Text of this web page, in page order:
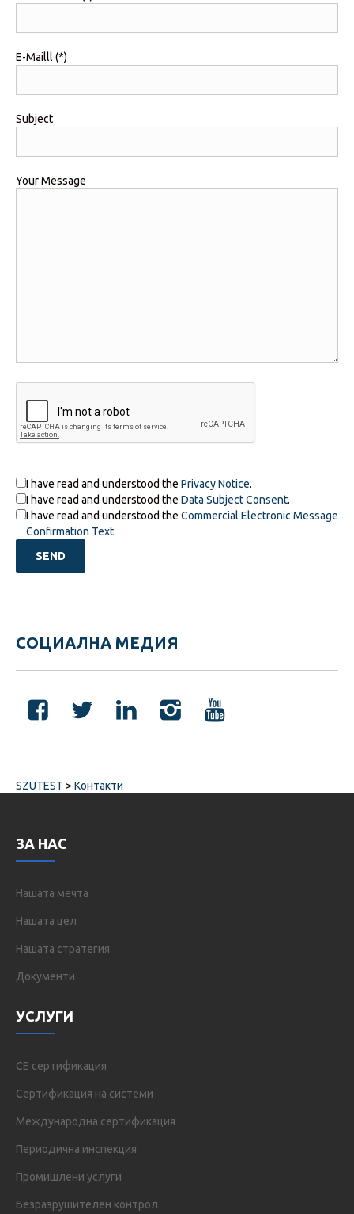
E-Mailll (*)
Subject
Your Message
I have read and understood thePrivacy Notice.
I have read and understood theData Subject Consent.
I have read and understood theCommercial Electronic Message
Confirmation Text.
СОЦИАЛНА МЕДИЯ
SZUTEST > Контакти
ЗА НАС
Нашата мечта
Нашата цел
Нашата стратегия
Документи
УСЛУГИ
CE сертификация
Сертификация на системи
Международна сертификация
Периодична инспекция
Промишлени услуги
Безразрушителен контрол